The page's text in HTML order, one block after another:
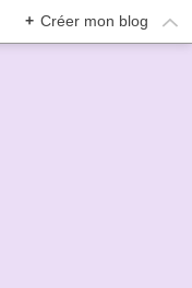
+ Créer mon blog